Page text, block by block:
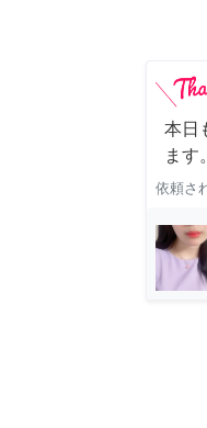
本日
ます。
依頼さ